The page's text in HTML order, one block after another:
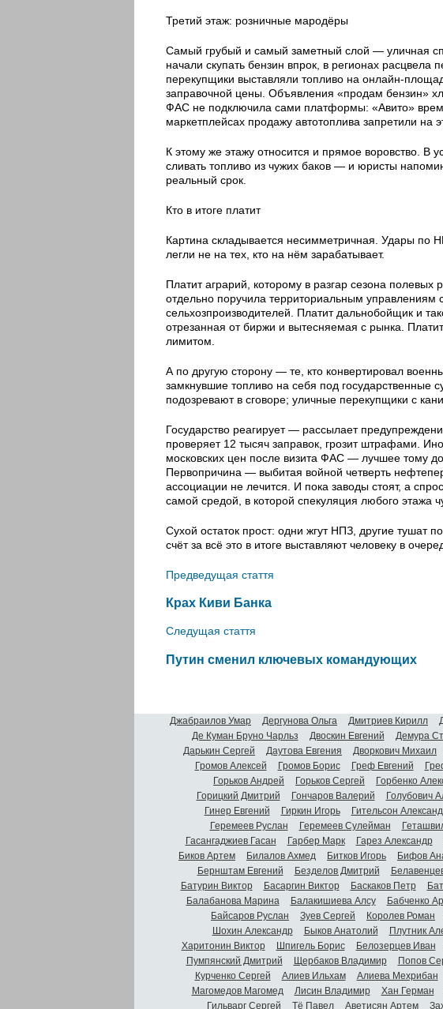
Третий этаж: розничные мародёры
Самый грубый и самый заметный слой — уличная
начали скупать бензин впрок, в регионах
перекупщики выставляли топливо на онлайн-
заправочной цены. Объявления «продам бензин»
ФАС не подключила сами платформы: «Авито»
маркетплейсах продажу автотоплива запретили на
К этому же этажу относится и прямое воровство. В
сливать топливо из чужих баков — и юристы
реальный срок.
Кто в итоге платит
Картина складывается несимметричная. Удары по
легли не на тех, кто на нём зарабатывает.
Платит аграрий, которому в разгар сезона
отдельно поручила территориальным управлениям
сельхозпроизводителей. Платит дальнобойщик и
отрезанная от биржи и вытесняемая с рынка.
лимитом.
А по другую сторону — те, кто конвертировал
замкнувшие топливо на себя под государственные
подозревают в сговоре; уличные перекупщики с
Государство реагирует — рассылает
проверяет 12 тысяч заправок, грозит штрафами.
московских цен после визита ФАС — лучшее тому
Первопричина — выбитая войной четверть
ассоциации не лечится. И пока заводы стоят, а
самой средой, в которой спекуляция любого этажа
Сухой остаток прост: одни жгут НПЗ, другие тушат
счёт за всё это в итоге выставляют человеку в
Предведущая стаття
Крах Киви Банка
Следущая стаття
Путин сменил ключевых командующих
Джабраилов Умар Дергунова Ольга Дмитриев Кирилл
Де Куман Бруно Чарльз
Двоскин Евгений Демура
Дарькин Сергей
Даутова Евгения Дворкович Михаил
Громов Алексей
Громов Борис Греф Евгений
Горьков Андрей
Горьков Сергей Горбенко
Горицкий Дмитрий
Гончаров Валерий Голубович
Гинер Евгений
Гиркин Игорь Гительсон
Геремеев Руслан
Геремеев Сулейман
Гасангаджиев Гасан
Гарбер Марк Гарез Александр
Биков Артем
Билалов Ахмед Битков Игорь Бифов
Бернштам Евгений
Безделов Дмитрий
Батурин Виктор
Басаргин Виктор Баскаков Петр
Балабанова Марина
Балакишиева Алсу Бабченко
Байсаров Руслан
Зуев Сергей Королев Роман
Шохин Александр
Быков Анатолий Плутник
Харитонин Виктор
Шпигель Борис Белозерцев Иван
Пумпянский Дмитрий
Щербаков Владимир Попов
Курченко Сергей
Алиев Ильхам Алиева Мехрибан
Магомедов Магомед
Лисин Владимир Хан Герман
Гильварг Сергей
Тё Павел Аветисян Артем